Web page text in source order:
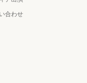
合わせ